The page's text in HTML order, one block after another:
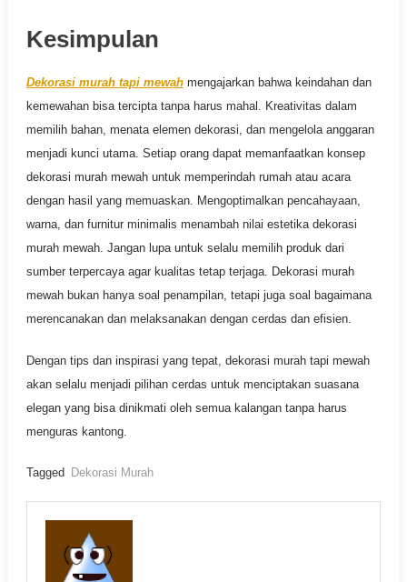
Kesimpulan
Dekorasi murah tapi mewahmengajarkan bahwa keindahan dan
kemewahan bisa tercipta tanpa harus mahal. Kreativitas dalam
memilih bahan, menata elemen dekorasi, dan mengelola anggaran
menjadi kunci utama. Setiap orang dapat memanfaatkan konsep
dekorasi murah mewah untuk memperindah rumah atau acara
dengan hasil yang memuaskan. Mengoptimalkan pencahayaan,
warna, dan furnitur minimalis menambah nilai estetika dekorasi
murah mewah. Jangan lupa untuk selalu memilih produk dari
sumber terpercaya agar kualitas tetap terjaga. Dekorasi murah
mewah bukan hanya soal penampilan, tetapi juga soal bagaimana
merencanakan dan melaksanakan dengan cerdas dan efisien.
Dengan tips dan inspirasi yang tepat, dekorasi murah tapi mewah
akan selalu menjadi pilihan cerdas untuk menciptakan suasana
elegan yang bisa dinikmati oleh semua kalangan tanpa harus
menguras kantong.
Tagged Dekorasi Murah